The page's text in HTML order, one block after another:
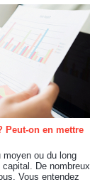
Peut-on en mettre
moyen ou du long
De nombreux
Vous entendez